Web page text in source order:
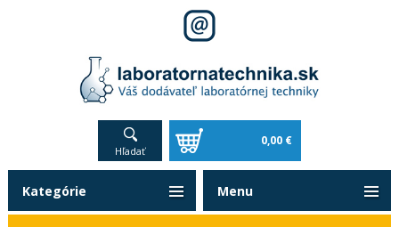
Hľadať
0,00 €
Kategórie Menu